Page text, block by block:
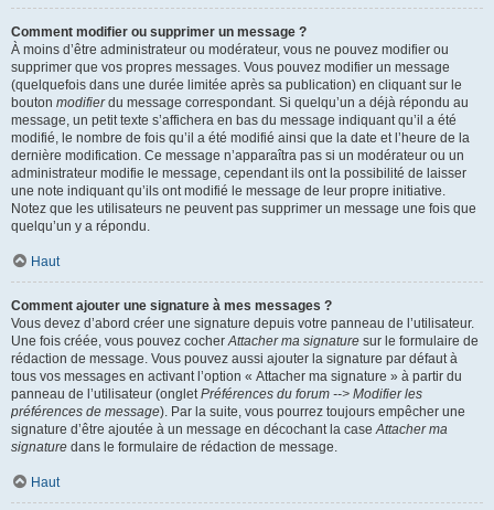
Comment modifier ou supprimer un message ?
À moins d’être administrateur ou modérateur, vous ne pouvez modifier ou
supprimer que vos propres messages. Vous pouvez modifier un message
(quelquefois dans une durée limitée après sa publication) en cliquant sur le
bouton modifierdu message correspondant. Si quelqu’un a déjà répondu au
message, un petit texte s’affichera en bas du message indiquant qu’il a été
modifié, le nombre de fois qu’il a été modifié ainsi que la date et l’heure de la
dernière modification. Ce message n’apparaîtra pas si un modérateur ou un
administrateur modifie le message, cependant ils ont la possibilité de laisser
une note indiquant qu’ils ont modifié le message de leur propre initiative.
Notez que les utilisateurs ne peuvent pas supprimer un message une fois que
quelqu’un y a répondu.
Haut
Comment ajouter une signature à mes messages ?
Vous devez d’abord créer une signature depuis votre panneau de l’utilisateur.
Une fois créée, vous pouvez cocherAttacher ma signature sur le formulaire de
rédaction de message. Vous pouvez aussi ajouter la signature par défaut à
tous vos messages en activant l’option « Attacher ma signature » à partir du
panneau de l’utilisateur (ongletPréférences du forum --> Modifier les
préférences de message). Par la suite, vous pourrez toujours empêcher une
signature d’être ajoutée à un message en décochant la caseAttacher ma
signature dans le formulaire de rédaction de message.
Haut